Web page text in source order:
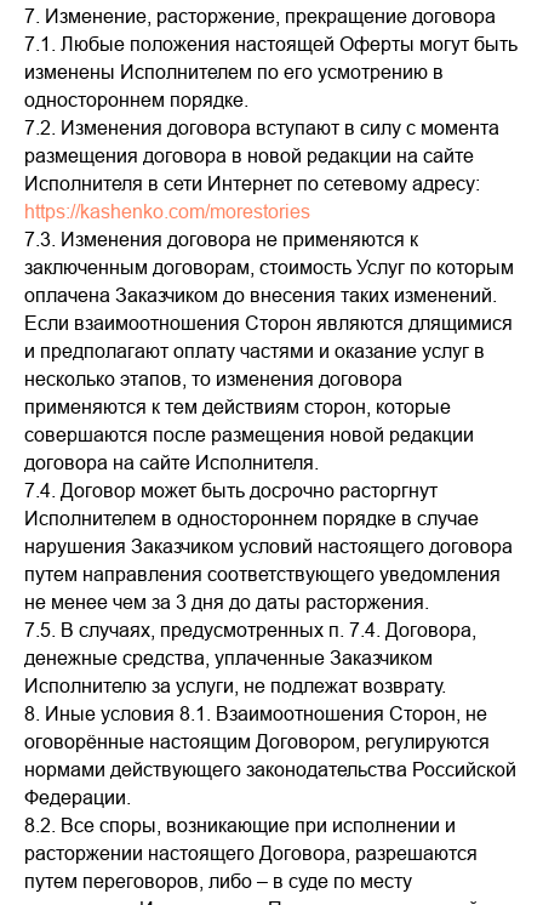
7. Изменение, расторжение, прекращение договора
7.1. Любые положения настоящей Оферты могут быть
изменены Исполнителем по его усмотрению в
одностороннем порядке.
7.2. Изменения договора вступают в силу с момента
размещения договора в новой редакции на сайте
Исполнителя в сети Интернет по сетевому адресу:
https://kashenko.com/morestories
7.3. Изменения договора не применяются к
заключенным договорам, стоимость Услуг по которым
оплачена Заказчиком до внесения таких изменений.
Если взаимоотношения Сторон являются длящимися
и предполагают оплату частями и оказание услуг в
несколько этапов, то изменения договора
применяются к тем действиям сторон, которые
совершаются после размещения новой редакции
договора на сайте Исполнителя.
7.4. Договор может быть досрочно расторгнут
Исполнителем в одностороннем порядке в случае
нарушения Заказчиком условий настоящего договора
путем направления соответствующего уведомления
не менее чем за 3 дня до даты расторжения.
7.5. В случаях, предусмотренных п. 7.4. Договора,
денежные средства, уплаченные Заказчиком
Исполнителю за услуги, не подлежат возврату.
8. Иные условия 8.1. Взаимоотношения Сторон, не
оговорённые настоящим Договором, регулируются
нормами действующего законодательства Российской
Федерации.
8.2. Все споры, возникающие при исполнении и
расторжении настоящего Договора, разрешаются
путем переговоров, либо – в суде по месту